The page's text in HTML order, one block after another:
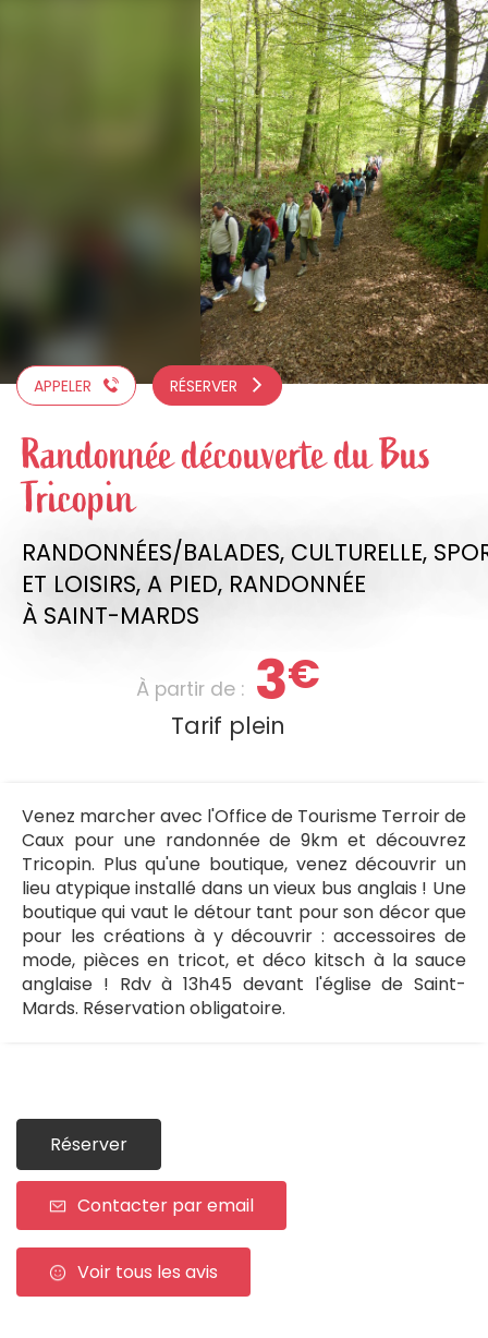
APPELER RÉSERVER
Randonnée découverte du Bus
Tricopin
RANDONNÉES/BALADES, CULTURELLE,
ET LOISIRS, A PIED, RANDONNÉE
À SAINT-MARDS
À partir de : 3€
Tarif plein
Venez marcher avec l'Office de Tourisme Terroir de
Caux pour une randonnée de 9km et découvrez
Tricopin. Plus qu'une boutique, venez découvrir un
lieu atypique installé dans un vieux bus anglais ! Une
boutique qui vaut le détour tant pour son décor que
pour les créations à y découvrir : accessoires de
mode, pièces en tricot, et déco kitsch à la sauce
anglaise ! Rdv à 13h45 devant l'église de Saint-
Mards. Réservation obligatoire.
Réserver
Contacter par email
Voir tous les avis